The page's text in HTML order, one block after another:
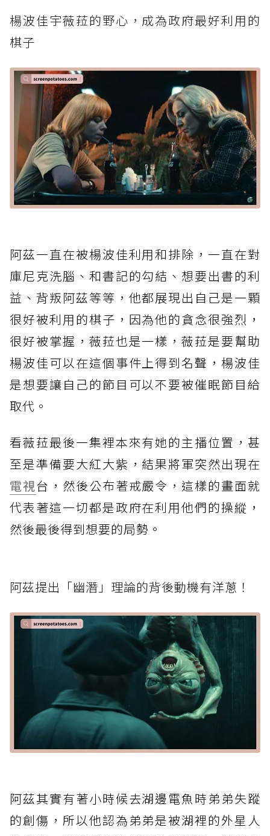
楊波佳宇薇菈的野心，成為政府最好利用的
棋子
阿茲一直在被楊波佳利用和排除，一直在對
庫尼克洗腦、和書記的勾結、想要出書的利
益、背叛阿茲等等，他都展現出自己是一顆
很好被利用的棋子，因為他的貪念很強烈，
很好被掌握，薇菈也是一樣，薇菈是要幫助
楊波佳可以在這個事件上得到名聲，楊波佳
是想要讓自己的節目可以不要被催眠節目給
取代。
看薇菈最後一集裡本來有她的主播位置，甚
至是準備要大紅大紫，結果將軍突然出現在
電視台，然後公布著戒嚴令，這樣的畫面就
代表著這一切都是政府在利用他們的操縱，
然後最後得到想要的局勢。
阿茲提出「幽潛」理論的背後動機有洋蔥！
阿茲其實有著小時候去湖邊電魚時弟弟失蹤
的創傷，所以他認為弟弟是被湖裡的外星人